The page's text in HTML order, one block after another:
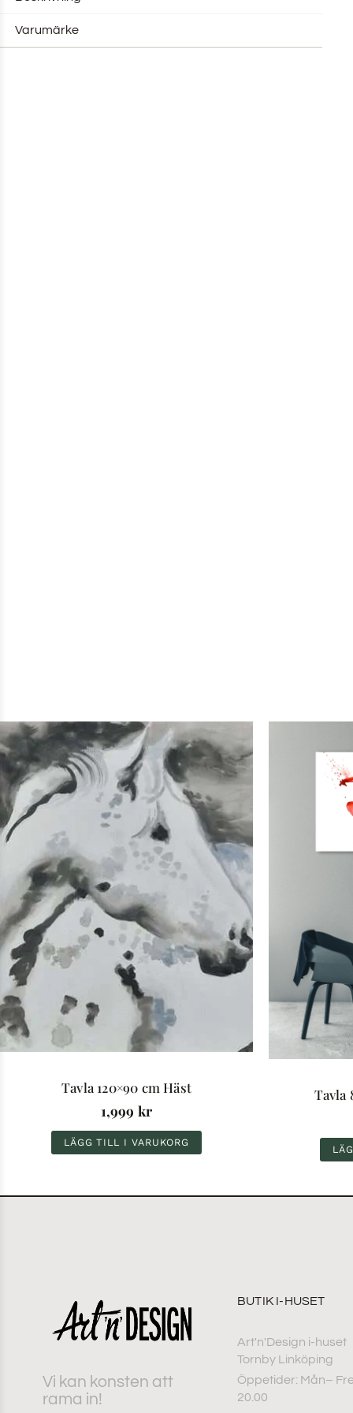
Varumärke
Tavla 120×90 cm Häst
1,999 kr
LÄGG TILL I VARUKORG
Tavla
Vi kan konsten att
rama in!
BUTIK I-HUSET
Art'n'Design i-huset
Tornby Linköping
Öppetider: Mån–
20.00